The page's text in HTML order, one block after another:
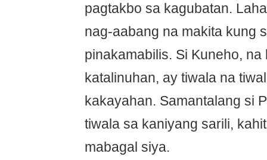
pagtakbo sa kagubatan.
nag-aabang na makita kung
pinakamabilis. Si Kuneho,
katalinuhan, ay tiwala na
kakayahan. Samantalang si
tiwala sa kaniyang sarili,
mabagal siya.